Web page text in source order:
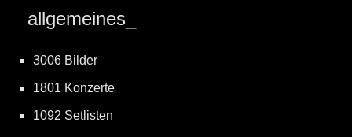
allgemeines_
3006 Bilder
1801 Konzerte
1092 Setlisten